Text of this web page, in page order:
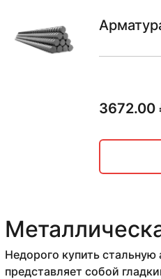
3672.00
Недорого купить
представляет собой